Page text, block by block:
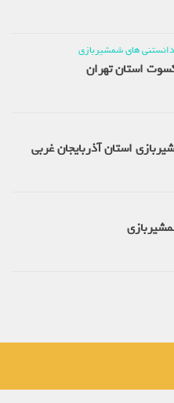
های شمشیربازی
استان تهران
استان آذربایجان غربی